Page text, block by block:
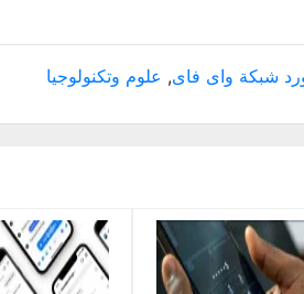
شبكة واى فاى, علوم وتكنولوجيا